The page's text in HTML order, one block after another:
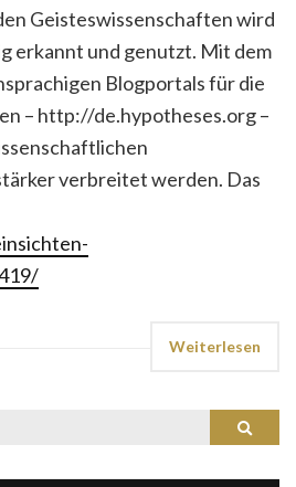
Geisteswissenschaften wird
erkannt und genutzt. Mit dem
Blogportals für die
– http://de.hypotheses.org –
verbreitet werden. Das
Weiterlesen
Suchen